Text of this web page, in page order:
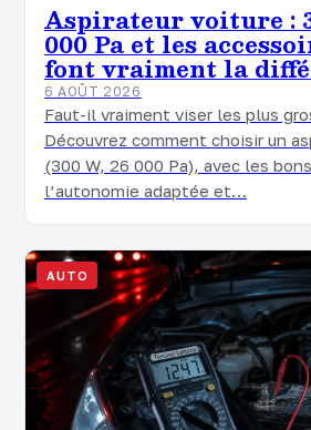
Aspirateur voiture :
000 Pa et les
font vraiment la
6 AOÛT 2026
Faut-il vraiment viser les plus
Découvrez comment choisir un
(300 W, 26 000 Pa), avec les
l’autonomie adaptée et…
AUTO